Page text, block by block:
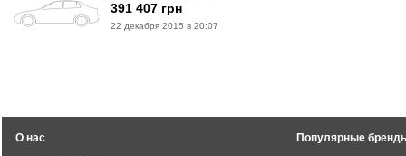
391 407 грн
22 декабря 2015 в 20:07
О нас
Популярные